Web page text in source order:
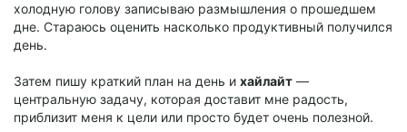
холодную голову записываю размышления о прошедшем
дне. Стараюсь оценить насколько продуктивный получился
день.
Затем пишу краткий план на день и хайлайт —
центральную задачу, которая доставит мне радость,
приблизит меня к цели или просто будет очень полезной.